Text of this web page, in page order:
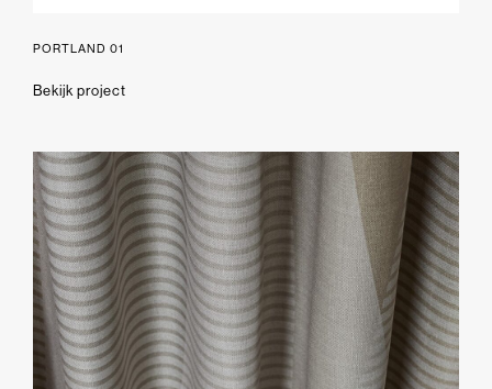
PORTLAND 01
Bekijk project